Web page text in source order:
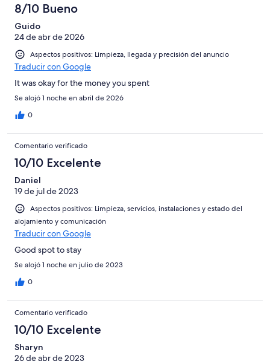
8/10 Bueno
Guido
24 de abr de 2026
Aspectos positivos: Limpieza, llegada y precisión del anuncio
Traducir con Google
It was okay for the money you spent
Se alojó 1 noche en abril de 2026
0
Comentario verificado
10/10 Excelente
Daniel
19 de jul de 2023
Aspectos positivos: Limpieza, servicios, instalaciones y estado del
alojamiento y comunicación
Traducir con Google
Good spot to stay
Se alojó 1 noche en julio de 2023
0
Comentario verificado
10/10 Excelente
Sharyn
26 de abr de 2023